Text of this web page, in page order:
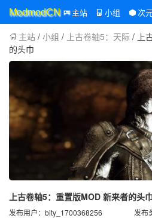
ModmodCN 主站 小组 次
主站 / 小组 / 上古卷轴5：天际 / 上
的头巾
上古卷轴5：重置版MOD 新来者的头巾
发布用户：bity_1700368256
发布